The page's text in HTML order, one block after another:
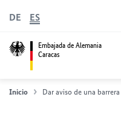
Embajada de Alemania
Caracas
DE ES
Inicio Dar aviso de una barrera